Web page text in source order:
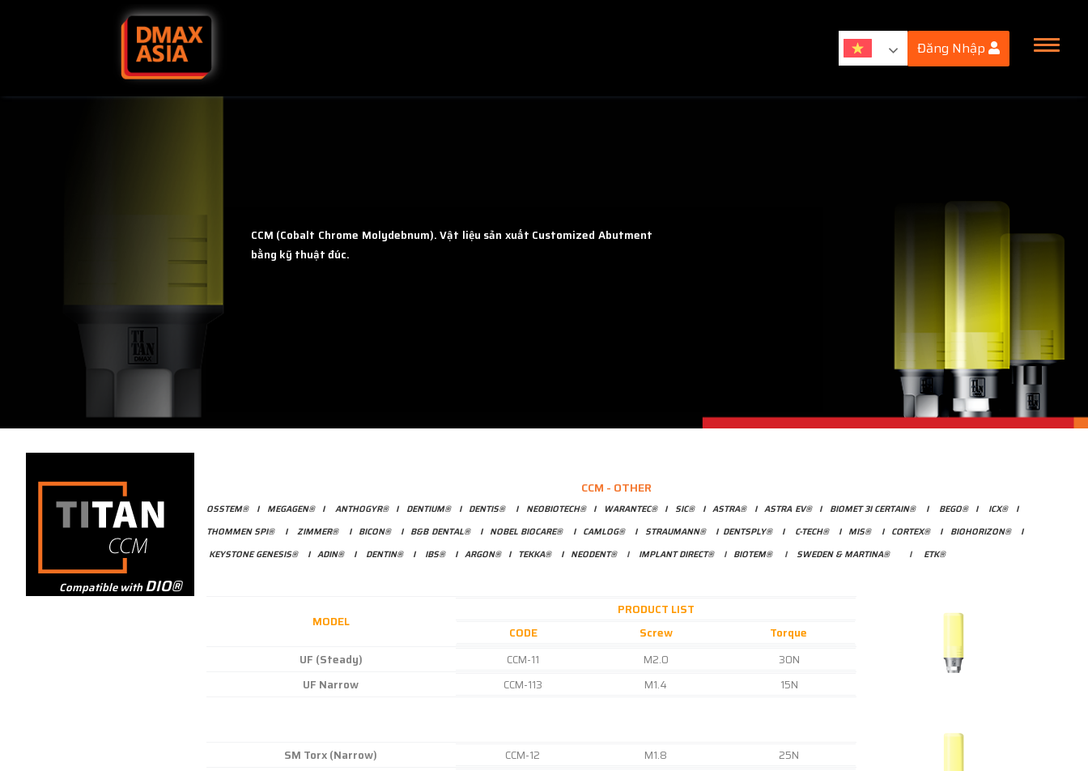
Đăng Nhập
CCM (Cobalt Chrome Molydebnum).Vật liệu sản xuất Customized Abutment
bằng kỹ thuật đúc.
Compatible withDIO®
CCM - OTHER
OSSTEM® I MEGAGEN®I ANTHOGYR®I DENTIUM®I DENTIS®I NEOBIOTECH®I WARANTEC®I SIC®IASTRA® IASTRA EV®I BIOMET 3I CERTAIN® I BEGO®I ICX®I
THOMMEN SPI®IZIMMER®I BICON®I B&B DENTAL®I NOBEL BIOCARE®I CAMLOG® I STRAUMANN®I DENTSPLY®I C-TECH®I MIS® I CORTEX®I BIOHORIZON®I
KEYSTONE GENESIS®IADIN®I DENTIN®I IBS®IARGON® I TEKKA®I NEODENT® I IMPLANT DIRECT®I BIOTEM®I SWEDEN & MARTINA® I ETK®
MODEL
PRODUCT LIST
CODE
Screw
Torque
UF (Steady)
CCM-11 M2.0
30N
UF Narrow
CCM-113 M1.4 15N
SM Torx (Narrow) CCM-12 M1.8
25N